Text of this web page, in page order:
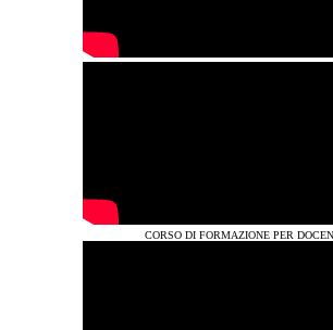
CORSO DI FORMAZIONE PER